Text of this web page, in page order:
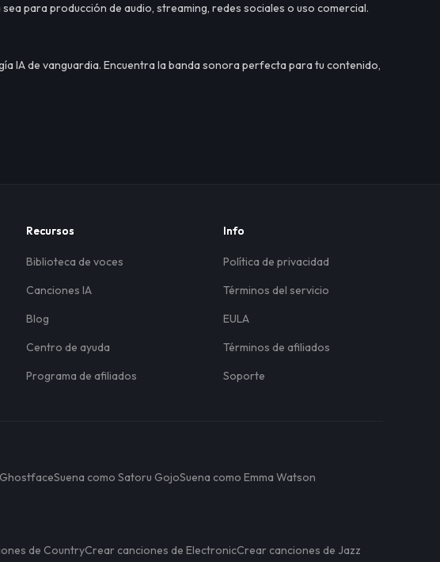
para producción de audio, streaming, redes sociales o uso comercial.
IA de vanguardia. Encuentra la banda sonora perfecta para tu contenido,
Recursos
Biblioteca de voces
Canciones IA
Blog
Centro de ayuda
Programa de afiliados
Info
Política de privacidad
Términos del servicio
EULA
Términos de afiliados
Soporte
Suena como Satoru GojoSuena como Emma Watson
de CountryCrear canciones de ElectronicCrear canciones de Jazz